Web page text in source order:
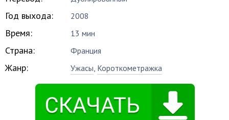
Год выхода: 2008
Время: 13 мин
Страна: Франция
Жанр: Ужасы, Короткометражка